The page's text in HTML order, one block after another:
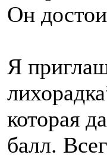
Он
Я
которая
балл.